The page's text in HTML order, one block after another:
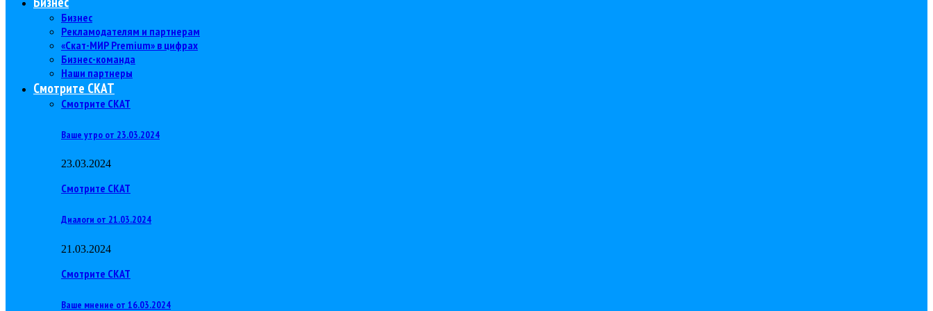
Бизнес
Рекламодателям и партнерам
«Скат-МИР Premium» в цифрах
Бизнес-команда
Наши партнеры
Смотрите СКАТ
Смотрите СКАТ
Ваше утро от 23.03.2024
23.03.2024
Смотрите СКАТ
Диалоги от 21.03.2024
21.03.2024
Смотрите СКАТ
Ваше мнение от 16.03.2024